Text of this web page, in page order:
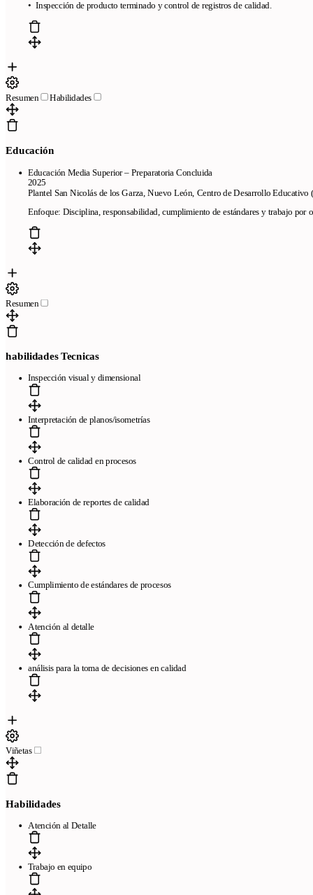
• Inspección de producto terminado y control de registros de calidad.
Resumen Habilidades
Educación
Educación Media Superior – Preparatoria Concluida
2025
Plantel San Nicolás de los Garza, Nuevo León, Centro de Desarrollo
Enfoque: Disciplina, responsabilidad, cumplimiento de estándares y trabajo por
Resumen
habilidades Tecnicas
Inspección visual y dimensional
Interpretación de planos/isometrías
Control de calidad en procesos
Elaboración de reportes de calidad
Detección de defectos
Cumplimiento de estándares de procesos
Atención al detalle
análisis para la toma de decisiones en calidad
Viñetas
Habilidades
Atención al Detalle
Trabajo en equipo
Sobre CandyCV
Legal
Términos de Servicio
Copyright © 2026- Todos los derechos reservados